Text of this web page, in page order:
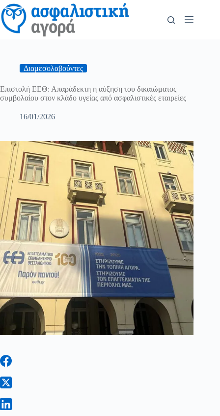
Διαμεσολαβούντες
Επιστολή ΕΕΘ: Απαράδεκτη η αύξηση του δικαιώματος
συμβολαίου στον κλάδο υγείας από ασφαλιστικές εταιρείες
16/01/2026